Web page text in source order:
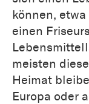
können,
einen
meisten
Heimat
Europa oder